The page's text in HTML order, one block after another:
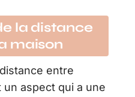
la distance
maison
entre
un aspect qui a une